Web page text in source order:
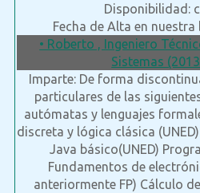
Disponibilidad:
Fecha de Alta en nuestra
• Roberto , Ingeniero
Sistemas
Imparte: De forma
particulares de las
autómatas y lenguajes
discreta y lógica clásica
Java básico(UNED)
Fundamentos de
anteriormente FP) Cálculo